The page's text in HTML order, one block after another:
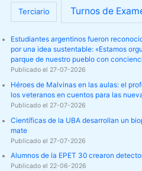
Terciario Turnos de
Estudiantes argentinos fueron
por una idea sustentable: «Estamos
parque de nuestro pueblo con
Publicado el 27-07-2026
Héroes de Malvinas en las aulas: el
los veteranos en cuentos para las
Publicado el 27-07-2026
Científicas de la UBA desarrollan un
mate
Publicado el 27-07-2026
Alumnos de la EPET 30 crearon
Publicado el 22-06-2026